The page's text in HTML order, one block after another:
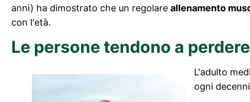
anni) ha dimostrato che un regolare allenamento
con l'età.
Le persone tendono a
L'adulto
ogni